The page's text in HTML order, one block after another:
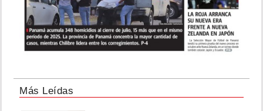
Más Leídas